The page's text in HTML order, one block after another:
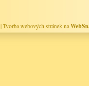
|Tvorba webových stránek na